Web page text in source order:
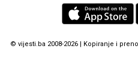
© vijesti.ba 2008-2026 | Kopiranje i